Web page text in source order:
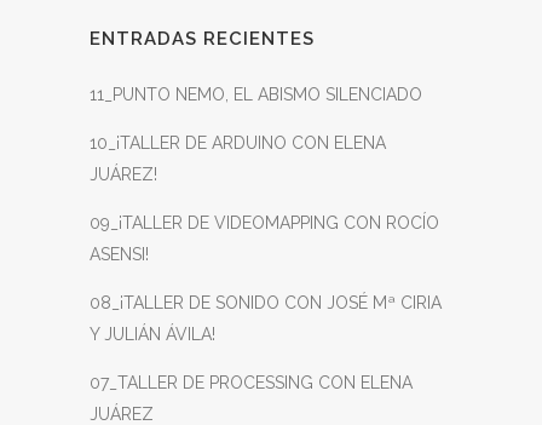
ENTRADAS RECIENTES
11_PUNTO NEMO, EL ABISMO SILENCIADO
10_¡TALLER DE ARDUINO CON ELENA
JUÁREZ!
09_¡TALLER DE VIDEOMAPPING CON ROCÍO
ASENSI!
08_¡TALLER DE SONIDO CON JOSÉ Mª CIRIA
Y JULIÁN ÁVILA!
07_TALLER DE PROCESSING CON ELENA
JUÁREZ